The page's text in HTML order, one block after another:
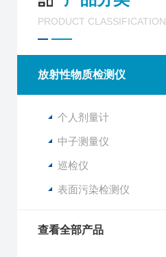
PRODUCT CLASSIFICATION
放射性物质检测仪
个人剂量计
中子测量仪
巡检仪
表面污染检测仪
查看全部产品